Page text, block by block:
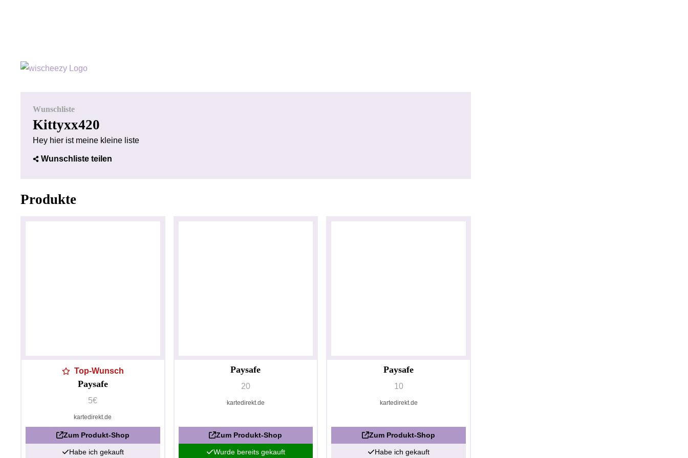
Wunschliste
Kittyxx420
Hey hier ist meine kleine liste
Wunschliste teilen
Produkte
Top-Wunsch
Paysafe
5€
kartedirekt.de
Zum Produkt-Shop
Habe ich gekauft
Paysafe
20
kartedirekt.de
Zum Produkt-Shop
Wurde bereits gekauft
Paysafe
10
kartedirekt.de
Zum Produkt-Shop
Habe ich gekauft